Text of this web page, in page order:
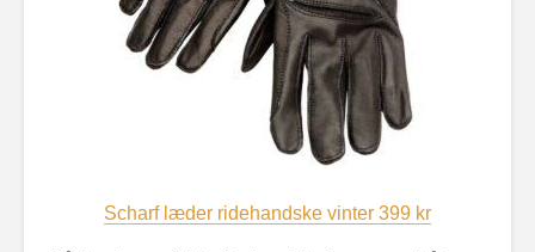
Scharf læder ridehandske vinter 399 kr